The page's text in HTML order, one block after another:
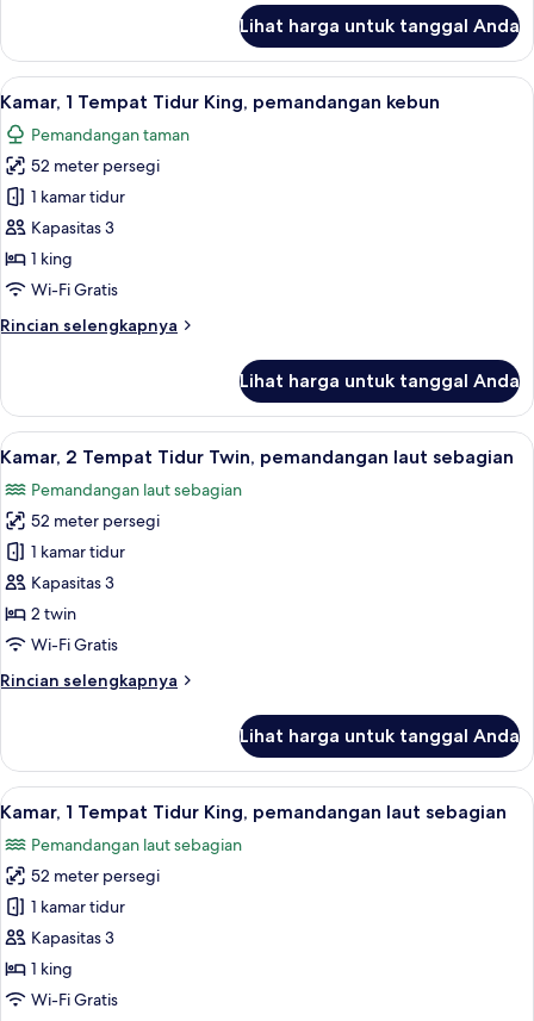
Kamar,
Tempat
Twin,
pemandangan
kebun
Lihat harga untuk tanggal Anda
Lihat
semua
foto
untuk
Kamar,
1
Tempat
Tidur
pemandangan
Kamar, 1 Tempat Tidur King,
6
Kamar, 1 Tempat Tidur King, pemandangan kebun
Pemandangan taman
52 meter persegi
1 kamar tidur
Kapasitas 3
1 king
Wi-Fi Gratis
Rincian selengkapnya
Rincian
Kamar,
Tempat
King,
pemandangan
kebun
Lihat harga untuk tanggal Anda
Lihat
semua
foto
untuk
Kamar,
2
Tempat
Tidur
pemandangan
Kamar, 2 Tempat Tidur Twin,
7
Kamar, 2 Tempat Tidur Twin, pemandangan laut sebagian
Pemandangan laut sebagian
52 meter persegi
1 kamar tidur
Kapasitas 3
2 twin
Wi-Fi Gratis
Rincian selengkapnya
Rincian
Kamar,
Tempat
Twin,
pemandangan
laut
sebagian
Lihat harga untuk tanggal Anda
Lihat
semua
foto
untuk
Kamar,
1
Tempat
Tidur
Kamar, 1 Tempat Tidur King,
7
Kamar, 1 Tempat Tidur King, pemandangan laut sebagian
Pemandangan laut sebagian
52 meter persegi
1 kamar tidur
Kapasitas 3
1 king
Wi-Fi Gratis